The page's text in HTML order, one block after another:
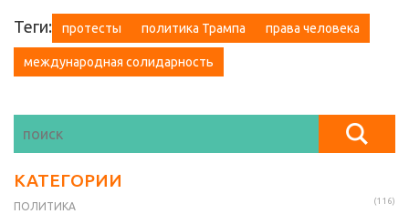
Теги: протесты политика Трампа права человека
международная солидарность
КАТЕГОРИИ
ПОЛИТИКА (116)